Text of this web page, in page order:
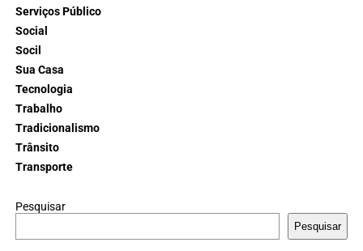
Serviços Público
Social
Socil
Sua Casa
Tecnologia
Trabalho
Tradicionalismo
Trânsito
Transporte
Pesquisar
Pesquisar